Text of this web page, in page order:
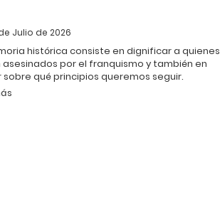
Julio de 2026
histórica consiste en dignificar a quienes
por el franquismo y también en
sobre qué principios queremos seguir.